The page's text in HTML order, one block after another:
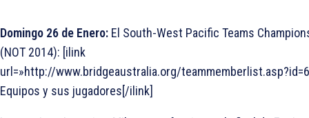
Domingo 26 de Enero: El South-West Pacific Teams
(NOT 2014): [ilink
url=»http://www.bridgeaustralia.org/
Equipos y sus jugadores[/ilink]